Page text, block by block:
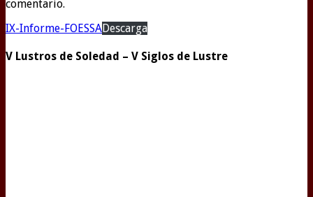
comentario.
IX-Informe-FOESSADescarga
V Lustros de Soledad – V Siglos de Lustre